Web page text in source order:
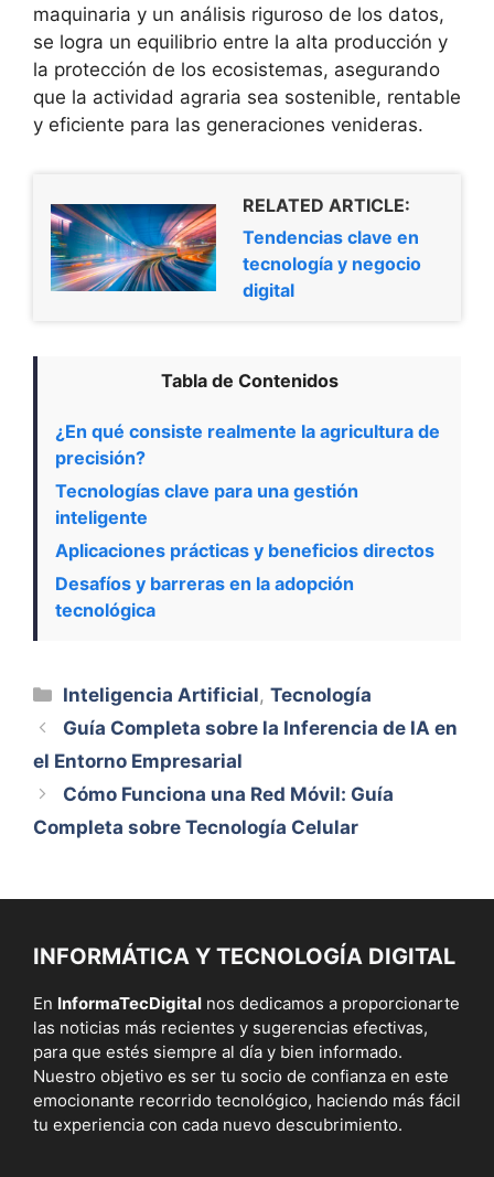
maquinaria y un análisis riguroso de los datos,
se logra un equilibrio entre la alta producción y
la protección de los ecosistemas, asegurando
que la actividad agraria sea sostenible, rentable
y eficiente para las generaciones venideras.
RELATED ARTICLE:
Tendencias clave en
tecnología y negocio
digital
Tabla de Contenidos
¿En qué consiste realmente la agricultura de
precisión?
Tecnologías clave para una gestión
inteligente
Aplicaciones prácticas y beneficios directos
Desafíos y barreras en la adopción
tecnológica
Categorías
Inteligencia Artificial,Tecnología
Guía Completa sobre la Inferencia de IA en
el Entorno Empresarial
Cómo Funciona una Red Móvil: Guía
Completa sobre Tecnología Celular
INFORMÁTICA Y TECNOLOGÍA DIGITAL
En InformaTecDigital nos dedicamos a proporcionarte
las noticias más recientes y sugerencias efectivas,
para que estés siempre al día y bien informado.
Nuestro objetivo es ser tu socio de confianza en este
emocionante recorrido tecnológico, haciendo más fácil
tu experiencia con cada nuevo descubrimiento.